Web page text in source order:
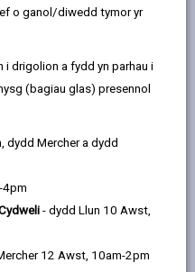
o ganol/diwedd tymor yr
i drigolion a fydd yn parhau i
(bagiau glas) presennol
dydd Mercher a dydd
4pm
- dydd Llun 10 Awst,
12 Awst, 10am-2pm
Glynog
destun Polisi
destun